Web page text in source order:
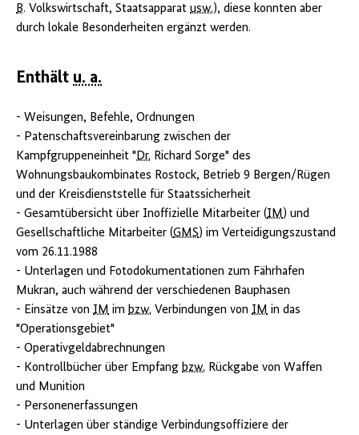
B. Volkswirtschaft, Staatsapparat usw.), diese konnten aber
durch lokale Besonderheiten ergänzt werden.
Enthält u. a.
- Weisungen, Befehle, Ordnungen
- Patenschaftsvereinbarung zwischen der
Kampfgruppeneinheit " Dr. Richard Sorge" des
Wohnungsbaukombinates Rostock, Betrieb 9 Bergen/Rügen
und der Kreisdienststelle für Staatssicherheit
- Gesamtübersicht über Inoffizielle Mitarbeiter (IM ) und
Gesellschaftliche Mitarbeiter (GMS) im Verteidigungszustand
vom 26.11.1988
- Unterlagen und Fotodokumentationen zum Fährhafen
Mukran, auch während der verschiedenen Bauphasen
- Einsätze von IM im bzw. Verbindungen von IM in das
"Operationsgebiet"
- Operativgeldabrechnungen
- Kontrollbücher über Empfang bzw. Rückgabe von Waffen
und Munition
- Personenerfassungen
- Unterlagen über ständige Verbindungsoffiziere der